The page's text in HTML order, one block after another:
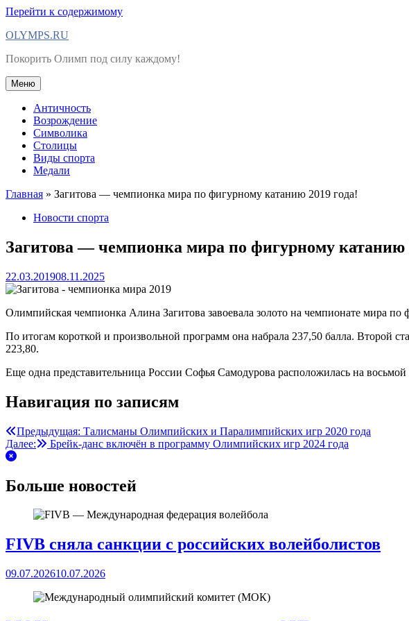
Перейти к содержимому
OLYMPS.RU
Покорить Олимп под силу каждому!
Меню
Античность
Возрождение
Символика
Столицы
Виды спорта
Медали
Главная » Загитова — чемпионка мира по фигурному катанию 2019 года!
Новости спорта
Загитова — чемпионка мира по фигурному катанию
22.03.201908.11.2025
Олимпийская чемпионка Алина Загитова завоевала золото на чемпионате мира
По итогам короткой и произвольной программ она набрала 237,50 балла. Второй
223,80.
Еще одна представительница России Софья Самодурова расположилась на
Навигация по записям
Предыдущая: Талисманы Олимпийских и Паралимпийских игр 2020 года
Далее:
Брейк-данс включён в программу Олимпийских игр 2024 года
Больше новостей
FIVB сняла санкции с российских волейболистов
09.07.202610.07.2026